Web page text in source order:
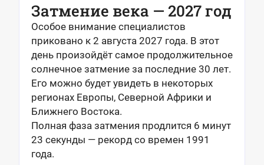
Затмение века — 2027 год
Особое внимание специалистов
приковано к 2 августа 2027 года. В этот
день произойдёт самое продолжительное
солнечное затмение за последние 30 лет.
Его можно будет увидеть в некоторых
регионах Европы, Северной Африки и
Ближнего Востока.
Полная фаза затмения продлится 6 минут
23 секунды — рекорд со времен 1991
года.